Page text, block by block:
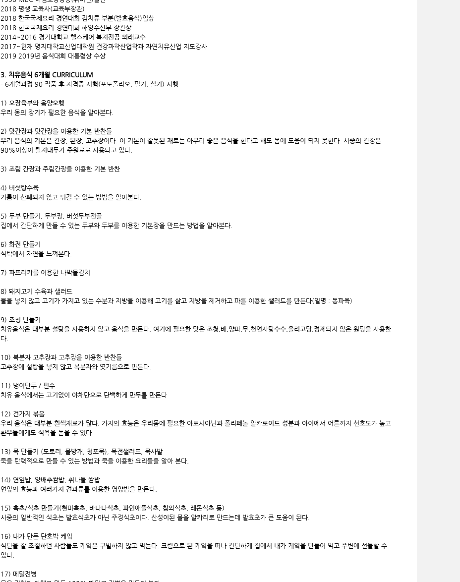
2018 평생 교육사(교육부장관)
2018 한국국제요리 경연대회 김치류 부분(발효음식)입상
2018 한국국제요리 경연대회 해양수산부 장관상
2014~2016 경기대학교 헬스케어 복지전공 외래교수
2017~현재 명지대학교산업대학원 건강과학산업학과 자연치유산업 지도강사
2019 2019년 음식대회 대통령상 수상
3. 치유음식 6개월 CURRICULUM
- 6개월과정 90 작품 후 자격증 시험(포토폴리오, 필기, 실기) 시행
1) 오장육부와 음양오행
우리 몸의 장기가 필요한 음식을 알아본다.
2) 맛간장과 맛간장을 이용한 기본 반찬들
우리 음식의 기본은 간장, 된장, 고추장이다. 이 기본이 잘못된 재료는 아무리 좋은 음식을 한다고 해도 몸에 도움이 되지 못한다. 시중의 간장은
90%이상이 탈지대두가 주원료로 사용되고 있다.
3) 조림 간장과 주림간장을 이용한 기본 반찬
4) 버섯탕수육
기름이 산폐되지 않고 튀길 수 있는 방법을 알아본다.
5) 두부 만들기, 두부장, 버섯두부전골
집에서 간단하게 만들 수 있는 두부와 두부를 이용한 기본장을 만드는 방법을 알아본다.
6) 화전 만들기
식탁에서 자연을 느껴본다.
7) 파프리카를 이용한 나박물김치
8) 돼지고기 수육과 샐러드
물을 넣지 않고 고기가 가지고 있는 수분과 지방을 이용해 고기를 삶고 지방을 제거하고 파를 이용한 샐러드를 만든다(일명 : 동파육)
9) 조청 만들기
치유음식은 대부분 설탕을 사용하지 않고 음식을 만든다. 여기에 필요한 맛은 조청,배,양파,무,천연사탕수수,올리고당,정제되지 않은 원당을 사용한
다.
10) 복분자 고추장과 고추장을 이용한 반찬들
고추장에 설탕을 넣지 않고 복분자와 엿기름으로 만든다.
11) 냉이만두 / 편수
치유 음식에서는 고기없이 야채만으로 단백하게 만두를 만든다
12) 건가지 볶음
우리 음식은 대부분 흰색재료가 많다. 가지의 효능은 우리몸에 필요한 아토시아닌과 폴리페놀 알카로이드 성분과 아이에서 어른까지 선호도가 높고
환우들에게도 식욕을 돋을 수 있다.
13) 묵 만들기 (도토리, 물방개, 청포묵), 묵전샐러드, 묵사발
묵을 탄력적으로 만들 수 있는 방법과 묵을 이용한 요리들을 알아 본다.
14) 연잎밥, 양배추쌈밥, 취나물 쌈밥
연잎의 효능과 여러가지 견과류를 이용한 영양밥을 만든다.
15) 흑초/식초 만들기(현미흑초, 바나나식초, 파인애플식초, 참외식초, 레몬식초 등)
시중의 일반적인 식초는 발효식초가 아닌 주정식초이다. 산성이된 물을 알카리로 만드는데 발효초가 큰 도움이 된다.
16) 내가 만든 단호박 케잌
식단을 잘 조절하던 사람들도 케잌은 구별하지 않고 먹는다. 크림으로 된 케잌을 떠나 간단하게 집에서 내가 케잌을 만들어 먹고 주변에 선물할 수
있다.
17) 메밀전병